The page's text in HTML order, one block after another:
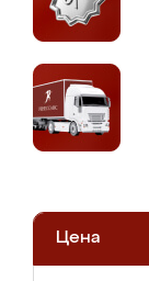
Цена